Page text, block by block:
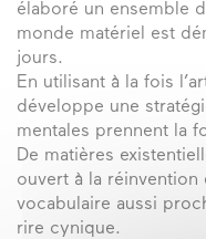
élaboré un ensemble
monde matériel est
jours.
En utilisant à la fois
développe une
mentales prennent la
De matières
ouvert à la réinvention
vocabulaire aussi
rire cynique.